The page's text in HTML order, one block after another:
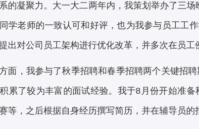
的凝聚力。大一大二两年内，我策划举办了三
学老师的一致认可和好评，也为我参与员工工
出对公司员工架构进行优化改革，并多次在员工
面，我参与了秋季招聘和春季招聘两个关键招
累了较为丰富的面试经验。我于8月份开始准
等，之后根据自身经历撰写简历，并在辅导员的